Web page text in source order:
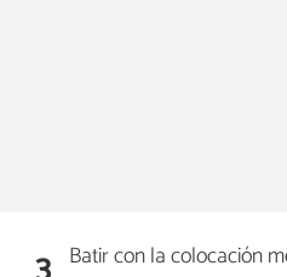
Batir con la colocación